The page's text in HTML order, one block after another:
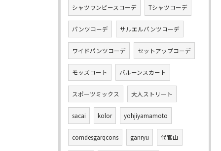
シャツワンピースコーデ Tシャツコーデ
パンツコーデ サルエルパンツコーデ
ワイドパンツコーデ セットアップコーデ
モッズコート バルーンスカート
スポーツミックス 大人ストリート
sacai kolor yohjiyamamoto
comdesgarqcons ganryu 代官山